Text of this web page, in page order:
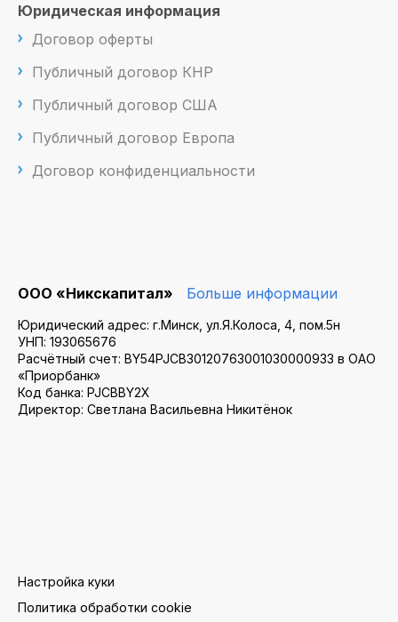
Юридическая информация
Договор оферты
Публичный договор КНР
Публичный договор США
Публичный договор Европа
Договор конфиденциальности
ООО «Никскапитал» Больше информации
Юридический адрес: г.Минск, ул.Я.Колоса, 4, пом.5н
УНП: 193065676
Расчётный счет: BY54PJCB30120763001030000933 в ОАО
«Приорбанк»
Код банка: PJCBBY2X
Директор: Светлана Васильевна Никитёнок
Настройка куки
Политика обработки cookie